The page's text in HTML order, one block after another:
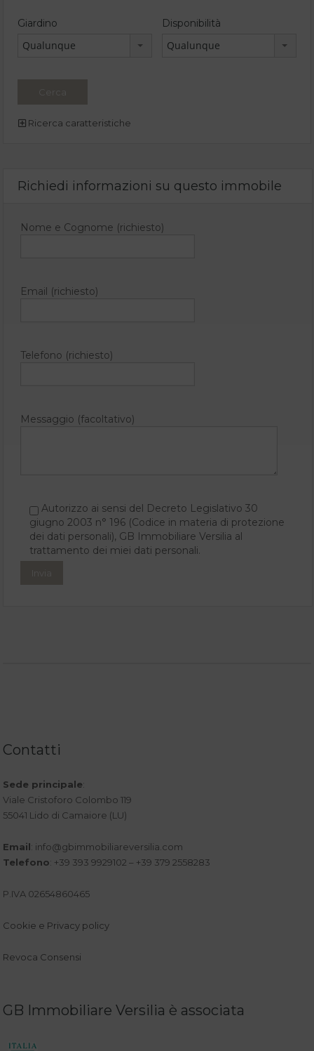
Giardino
Qualunque
Disponibilità
Qualunque
Ricerca caratteristiche
Richiedi informazioni su questo immobile
Nome e Cognome (richiesto)
Email (richiesto)
Telefono (richiesto)
Messaggio (facoltativo)
Autorizzo ai sensi del Decreto Legislativo 30
giugno 2003 n° 196 (Codice in materia di protezione
dei dati personali), GB Immobiliare Versilia al
trattamento dei miei dati personali.
Contatti
Sede principale:
Viale Cristoforo Colombo 119
55041 Lido di Camaiore (LU)
Email: info@gbimmobiliareversilia.com
Telefono: +39 393 9929102 – +39 379 2558283
P.IVA 02654860465
Cookie e Privacy policy
Revoca Consensi
GB Immobiliare Versilia è associata